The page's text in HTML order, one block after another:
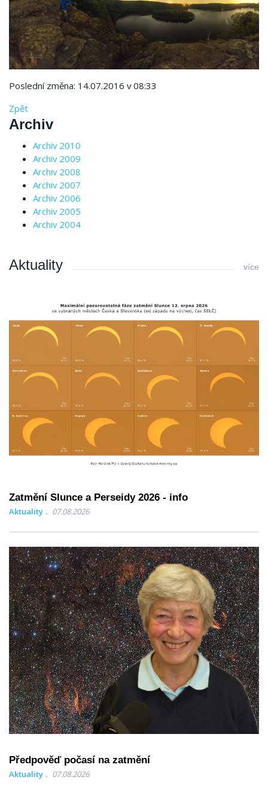
Poslední změna: 14.07.2016 v 08:33
Zpět
Archiv
Archiv 2010
Archiv 2009
Archiv 2008
Archiv 2007
Archiv 2006
Archiv 2005
Archiv 2004
Aktuality více
Zatmění Slunce a Perseidy 2026 - info
Aktuality 07.08.2026
Předpověď počasí na zatmění
Aktuality 07.08.2026